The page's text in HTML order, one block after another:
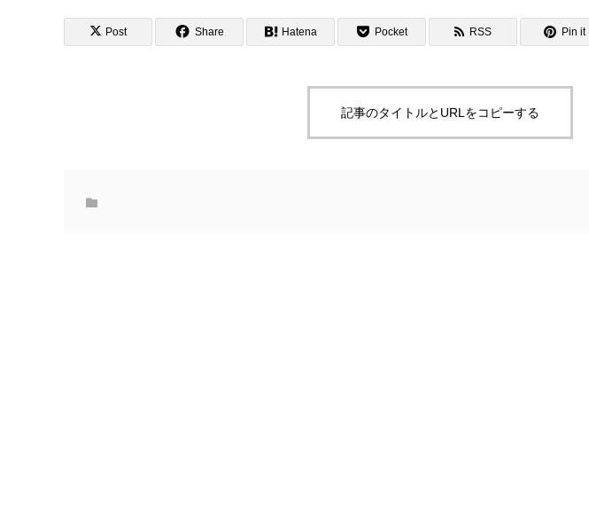
Post Share Hatena Pocket RSS Pin it
記事のタイトルとURLをコピーする